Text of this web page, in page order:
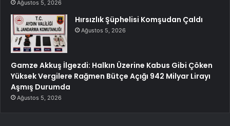
Ağustos 5, 2026
Hırsızlık Şüphelisi Komşudan Çaldı
Ağustos 5, 2026
Gamze Akkuş İlgezdi: Halkın Üzerine Kabus Gibi Çöken
Yüksek Vergilere Rağmen Bütçe Açığı 942 Milyar Lirayı
Aşmış Durumda
Ağustos 5, 2026